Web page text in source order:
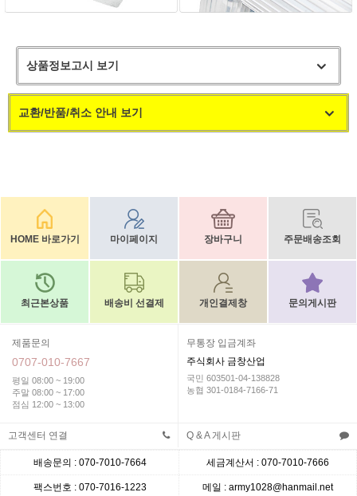
상품정보고시 보기
교환/반품/취소 안내 보기
HOME 바로가기 마이페이지 장바구니 주문배송조회
최근본상품 배송비 선결제 개인결제창 문의게시판
제품문의
0707-010-7667
평일 08:00 ~ 19:00
주말 08:00 ~ 17:00
점심 12:00 ~ 13:00
무통장 입금계좌
주식회사 금창산업
국민 603501-04-138828
농협 301-0184-7166-71
고객센터 연결 Q & A 게시판
배송문의 : 070-7010-7664 세금계산서 : 070-7010-7666
팩스번호 : 070-7016-1223 메일 : army1028@hanmail.net